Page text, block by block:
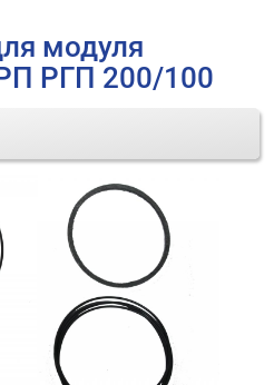
модуля
РГП 200/100